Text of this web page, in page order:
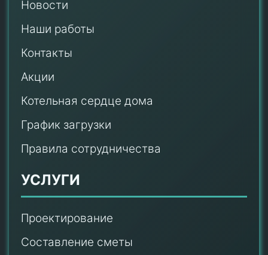
Новости
Наши работы
Контакты
Акции
Котельная сердце дома
График загрузки
Правила сотрудничества
УСЛУГИ
Проектирование
Составление сметы